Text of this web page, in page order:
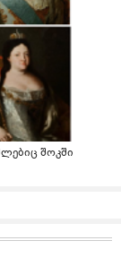
შოკში